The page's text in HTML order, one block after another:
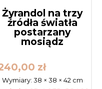
Żyrandol na trzy
źródła światła
postarzany
mosiądz
zł
Wymiary: 38 × 38 × 42 cm